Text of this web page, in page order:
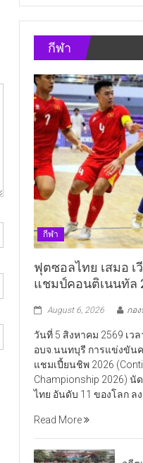
กีฬา
กีฬา
ฟุตซอลไทย เสมอ เ
แชมป์คอนติเนนทัล
August 6, 2026 กอ
วันที่ 5 สิงหาคม 2569 เว
อบจ.นนทบุรี การแข่งขัน
แชมเปี้ยนชิพ 2026
Championship 2026)
ไทย อันดับ 11 ของโลก ล
Read More